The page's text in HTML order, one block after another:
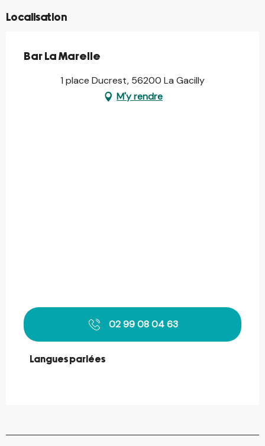
Localisation
Bar La Marelle
1 place Ducrest, 56200 La Gacilly
M'y rendre
02 99 08 04 63
Langues parlées
Langues parlées